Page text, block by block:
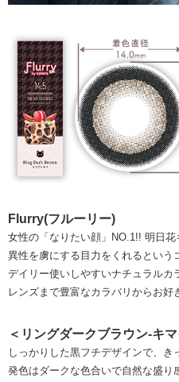
Flurry(フルーリー)
女性の「なりたい顔」NO.1!! 明日
異性を虜にする目力をくれるという
デイリー使いしやすいナチュラルカ
レンズまで豊富なカラバリからお好
＜リングダークブラウン-キ
しっかりした黒フチデザインで、き
発色はダークな色合いで自然な盛り